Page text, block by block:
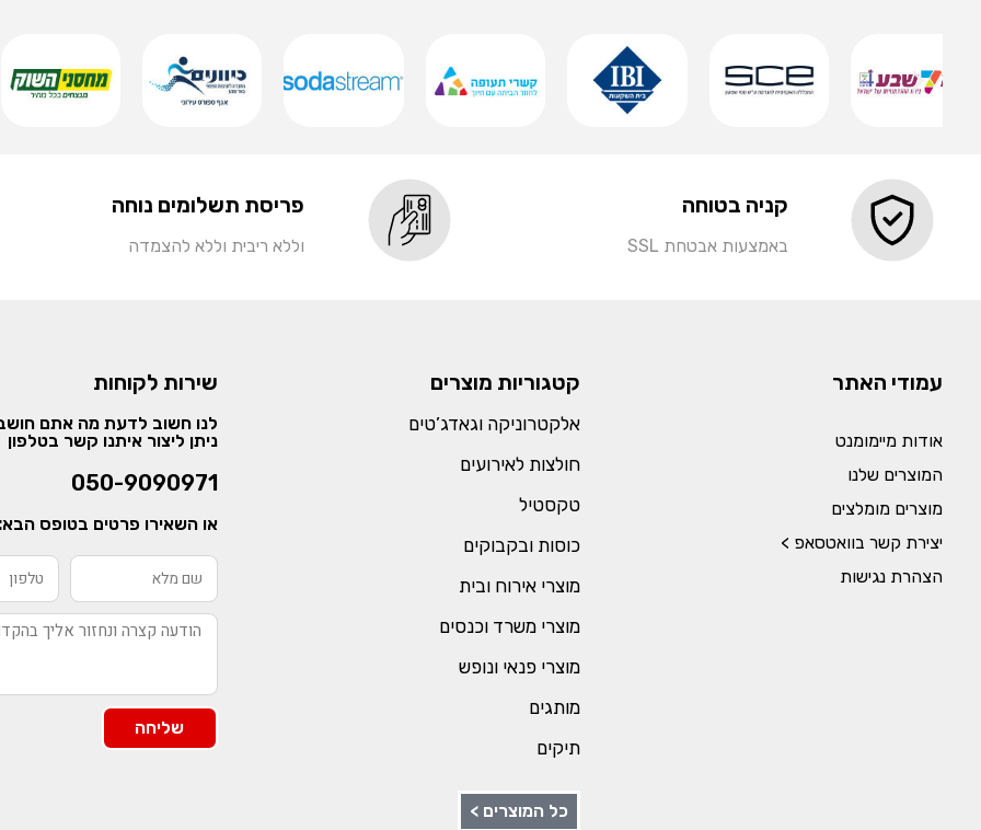
קניה בטוחה
באמצעות אבטחת SSL
פריסת תשלומים נוחה
וללא ריבית וללא להצמדה
עמודי האתר
אודות מיימומנט
המוצרים שלנו
מוצרים מומלצים
יצירת קשר בוואטסאפ >
הצהרת נגישות
קטגוריות מוצרים
אלקטרוניקה וגאדג’טים
חולצות לאירועים
טקסטיל
כוסות ובקבוקים
מוצרי אירוח ובית
מוצרי משרד וכנסים
מוצרי פנאי ונופש
מותגים
תיקים
כל המוצרים >
שירות לקוחות
לנו חשוב לדעת מה אתם
ניתן ליצור איתנו קשר בטלפון
050-9090971
או השאירו פרטים בטופס הבא:
שליחה